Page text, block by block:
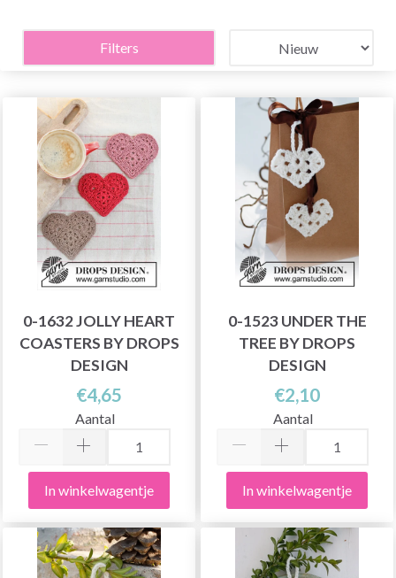
Filters
0-1632 JOLLY HEART
COASTERS BY DROPS
DESIGN
€4,65
Aantal
In winkelwagentje
0-1523 UNDER THE
TREE BY DROPS
DESIGN
€2,10
Aantal
In winkelwagentje